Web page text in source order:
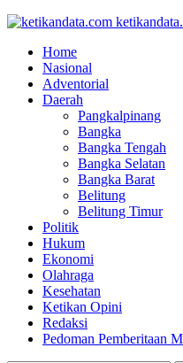
Home
Nasional
Adventorial
Daerah
Pangkalpinang
Bangka
Bangka Tengah
Bangka Selatan
Bangka Barat
Belitung
Belitung Timur
Politik
Hukum
Ekonomi
Olahraga
Kesehatan
Ketikan Opini
Redaksi
Pedoman Pemberitaan